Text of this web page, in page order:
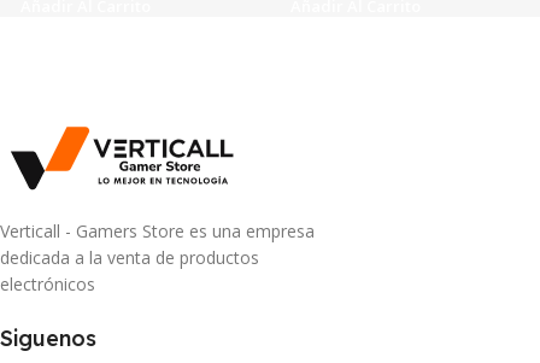
Verticall - Gamers Store es una empresa
dedicada a la venta de productos
electrónicos
Siguenos